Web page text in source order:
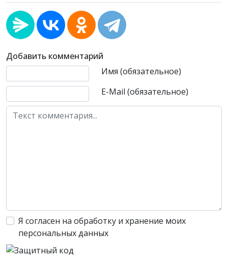
Добавить комментарий
Имя (обязательное)
E-Mail (обязательное)
Текст комментария
Я согласен на обработку и хранение моих
персональных данных